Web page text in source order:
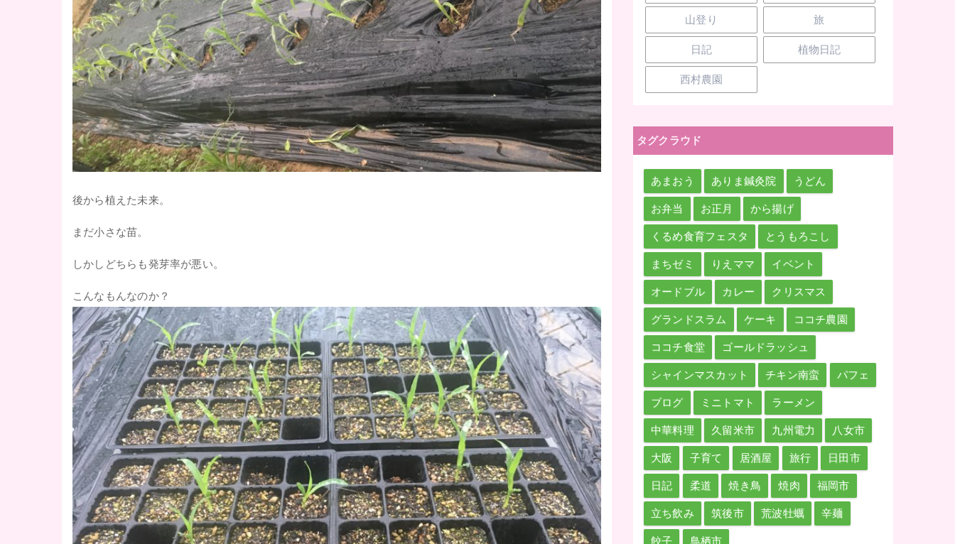
後から植えた未来。
まだ小さな苗。
しかしどちらも発芽率が悪い。
こんなもんなのか？
山登り 旅
日記 植物日記
西村農園
タグクラウド
あまおう ありま鍼灸院 うどん
お弁当 お正月 から揚げ
くるめ食育フェスタ とうもろこし
まちゼミ りえママ イベント
オードブル カレー クリスマス
グランドスラム ケーキ ココチ農園
ココチ食堂 ゴールドラッシュ
シャインマスカット チキン南蛮 パフェ
ブログ ミニトマト ラーメン
中華料理 久留米市 九州電力 八女市
大阪 子育て 居酒屋 旅行 日田市
日記 柔道 焼き鳥 焼肉 福岡市
立ち飲み 筑後市 荒波牡蠣 辛麺
餃子 鳥栖市